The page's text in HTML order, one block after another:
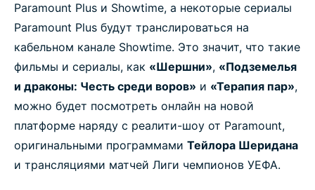
Paramount Plus и Showtime, а некоторые сериалы
Paramount Plus будут транслироваться на
кабельном канале Showtime. Это значит, что такие
фильмы и сериалы, как «Шершни», «Подземелья
и драконы: Честь среди воров» и «Терапия пар»,
можно будет посмотреть онлайн на новой
платформе наряду с реалити-шоу от Paramount,
оригинальными программами Тейлора Шеридана
и трансляциями матчей Лиги чемпионов УЕФА.